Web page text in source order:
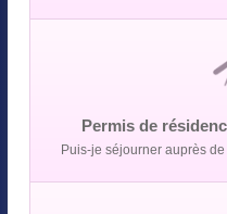
Permis de
Puis-je séjourner auprès